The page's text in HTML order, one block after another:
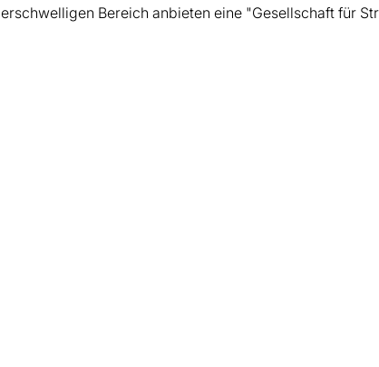
Bereich anbieten eine "Gesellschaft für